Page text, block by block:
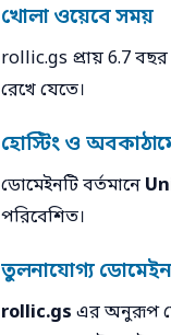
খোলা ওয়েবে সময়
rollic.gs প্রায় 6.7 বছর
রেখে যেতে।
হোস্টিং ও
ডোমেইনটি বর্তমানে
পরিবেশিত।
তুলনাযোগ্য ডোমেইন
rollic.gs এর অনুরূপ